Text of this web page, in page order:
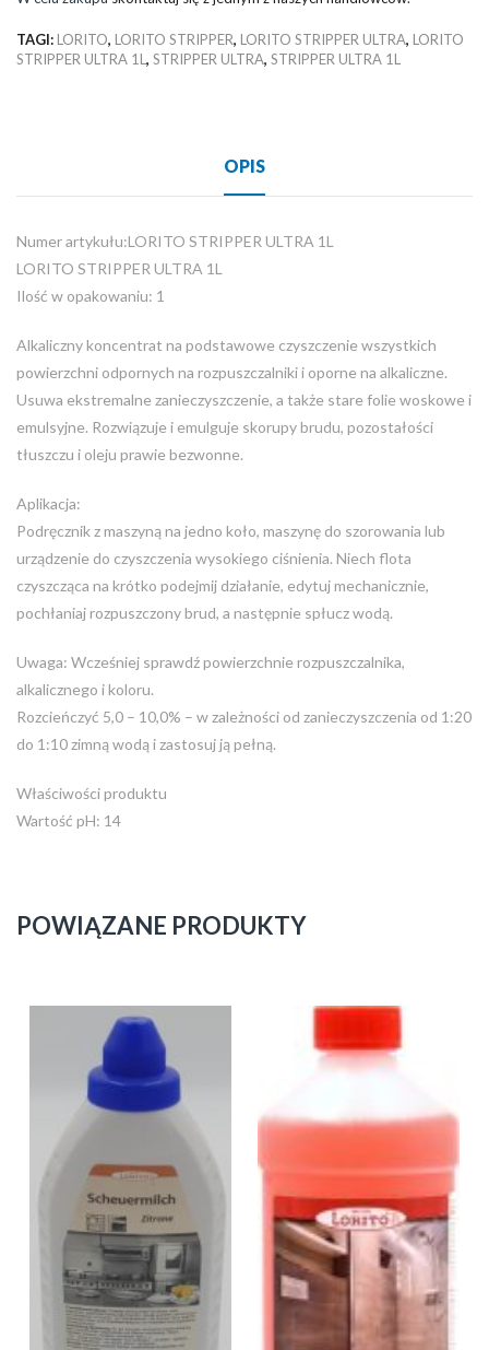
TAGI: LORITO, LORITO STRIPPER, LORITO STRIPPER ULTRA, LORITO
STRIPPER ULTRA 1L, STRIPPER ULTRA, STRIPPER ULTRA 1L
OPIS
Numer artykułu:LORITO STRIPPER ULTRA 1L
LORITO STRIPPER ULTRA 1L
Ilość w opakowaniu: 1
Alkaliczny koncentrat na podstawowe czyszczenie wszystkich
powierzchni odpornych na rozpuszczalniki i oporne na alkaliczne.
Usuwa ekstremalne zanieczyszczenie, a także stare folie woskowe i
emulsyjne. Rozwiązuje i emulguje skorupy brudu, pozostałości
tłuszczu i oleju prawie bezwonne.
Aplikacja:
Podręcznik z maszyną na jedno koło, maszynę do szorowania lub
urządzenie do czyszczenia wysokiego ciśnienia. Niech flota
czyszcząca na krótko podejmij działanie, edytuj mechanicznie,
pochłaniaj rozpuszczony brud, a następnie spłucz wodą.
Uwaga: Wcześniej sprawdź powierzchnie rozpuszczalnika,
alkalicznego i koloru.
Rozcieńczyć 5,0 – 10,0% – w zależności od zanieczyszczenia od 1:20
do 1:10 zimną wodą i zastosuj ją pełną.
Właściwości produktu
Wartość pH: 14
POWIĄZANE PRODUKTY